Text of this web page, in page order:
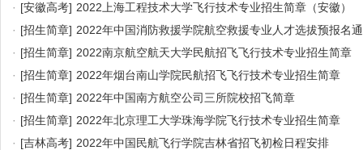
· [安徽高考] 2022上海工程技术大学飞行技术专业招生简章（安徽）
· [招生简章] 2022年中国消防救援学院航空救援专业人才选拔预报名
· [招生简章] 2022南京航空航天大学民航招飞飞行技术专业招生简章
· [招生简章] 2022年烟台南山学院民航招飞飞行技术专业招生简章
· [招生简章] 2022年中国南方航空公司三所院校招飞简章
· [招生简章] 2022年北京理工大学珠海学院飞行技术专业招生简章
· [吉林高考] 2022年中国民航飞行学院吉林省招飞初检日程安排